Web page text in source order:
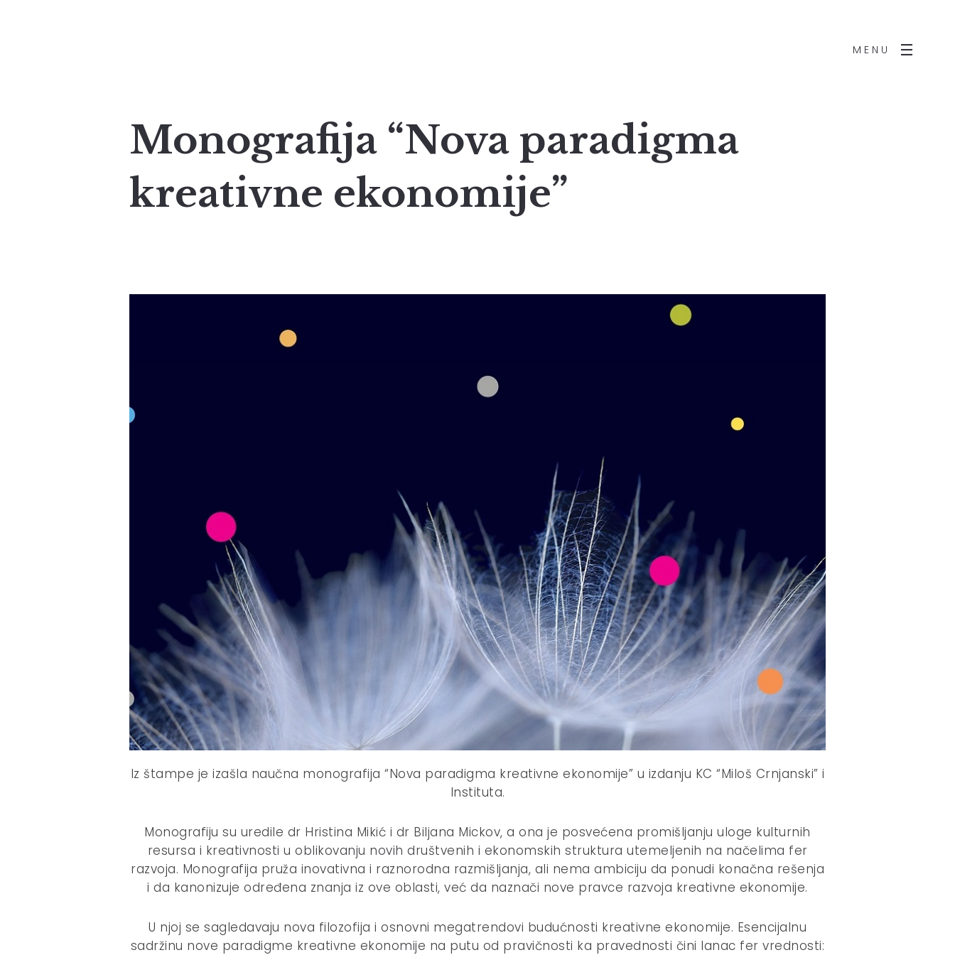
MENU
Monografija “Nova paradigma
kreativne ekonomije”
Iz štampe je izašla naučna monografija “Nova paradigma kreativne ekonomije” u izdanju KC “Miloš Crnjanski” i
Instituta.
Monografiju su uredile dr Hristina Mikić i dr Biljana Mickov, a ona je posvećena promišljanju uloge kulturnih
resursa i kreativnosti u oblikovanju novih društvenih i ekonomskih struktura utemeljenih na načelima fer
razvoja. Monografija pruža inovativna i raznorodna razmišljanja, ali nema ambiciju da ponudi konačna rešenja
i da kanonizuje određena znanja iz ove oblasti, već da naznači nove pravce razvoja kreativne ekonomije.
U njoj se sagledavaju nova filozofija i osnovni megatrendovi budućnosti kreativne ekonomije. Esencijalnu
sadržinu nove paradigme kreativne ekonomije na putu od pravičnosti ka pravednosti čini lanac fer vrednosti: